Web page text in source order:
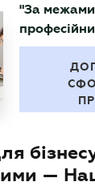
"За межами
—